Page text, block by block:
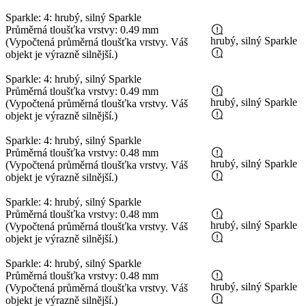
Sparkle: 4: hrubý, silný Sparkle
Průměrná tloušťka vrstvy: 0.49 mm
(Vypočtená průměrná tloušťka vrstvy. Váš
objekt je výrazně silnější.)
Sparkle: 4: hrubý, silný Sparkle
hrubý, silný Sparkle
Průměrná tloušťka vrstvy: 0.49 mm
(Vypočtená průměrná tloušťka vrstvy. Váš
objekt je výrazně silnější.)
Sparkle: 4: hrubý, silný Sparkle
hrubý, silný Sparkle
Průměrná tloušťka vrstvy: 0.48 mm
(Vypočtená průměrná tloušťka vrstvy. Váš
objekt je výrazně silnější.)
Sparkle: 4: hrubý, silný Sparkle
hrubý, silný Sparkle
Průměrná tloušťka vrstvy: 0.48 mm
(Vypočtená průměrná tloušťka vrstvy. Váš
objekt je výrazně silnější.)
Sparkle: 4: hrubý, silný Sparkle
hrubý, silný Sparkle
Průměrná tloušťka vrstvy: 0.48 mm
(Vypočtená průměrná tloušťka vrstvy. Váš
objekt je výrazně silnější.)
hrubý, silný Sparkle